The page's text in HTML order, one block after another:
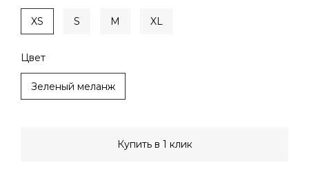
Купить в 1 клик
XS S M XL
Цвет
Зеленый меланж